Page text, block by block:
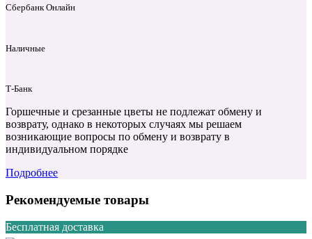
Сбербанк Онлайн
Наличные
Т‑Банк
Горшечные и срезанные цветы не подлежат обмену и
возврату, однако в некоторых случаях мы решаем
возникающие вопросы по обмену и возврату в
индивидуальном порядке
Подробнее
Рекомендуемые товары
Бесплатная доставка